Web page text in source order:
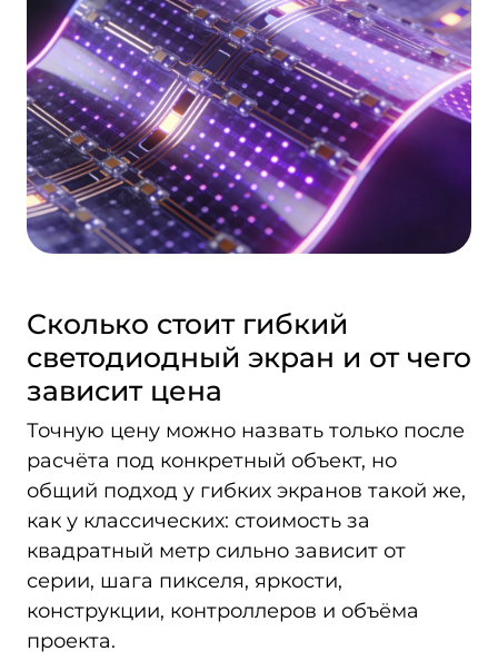
Сколько стоит гибкий
светодиодный экран и от чего
зависит цена
Точную цену можно назвать только после
расчёта под конкретный объект, но
общий подход у гибких экранов такой же,
как у классических: стоимость за
квадратный метр сильно зависит от
серии, шага пикселя, яркости,
конструкции, контроллеров и объёма
проекта.